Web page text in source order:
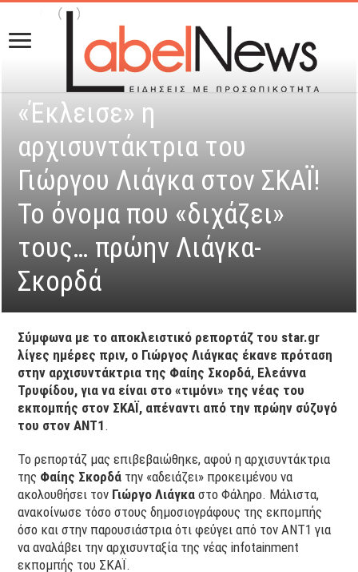
«Έκλεισε» η
αρχισυντάκτρια του
Γιώργου Λιάγκα στον ΣΚΑΪ!
Το όνομα που «διχάζει»
τους… πρώην Λιάγκα-
Σκορδά
Σύμφωνα με το αποκλειστικό ρεπορτάζ του star.gr
λίγες ημέρες πριν, o Γιώργος Λιάγκας έκανε πρόταση
στην αρχισυντάκτρια της Φαίης Σκορδά, Ελεάννα
Τρυφίδου, για να είναι στο «τιμόνι» της νέας του
εκπομπής στον ΣΚΑΪ, απέναντι από την πρώην σύζυγό
του στον ΑΝΤ1.
Το ρεπορτάζ μας επιβεβαιώθηκε, αφού η αρχισυντάκτρια
της Φαίης Σκορδά την «αδειάζει» προκειμένου να
ακολουθήσει τον Γιώργο Λιάγκα στο Φάληρο. Μάλιστα,
ανακοίνωσε τόσο στους δημοσιογράφους της εκπομπής
όσο και στην παρουσιάστρια ότι φεύγει από τον ΑΝΤ1 για
να αναλάβει την αρχισυνταξία της νέας infotainment
εκπομπής του ΣΚΑΪ.